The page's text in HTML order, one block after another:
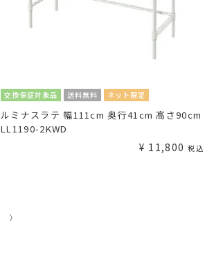
交換保証対象品 送料無料 ネット限定
ルミナスラテ 幅111cm 奥行41cm 高さ90cm
LL1190-2KWD
¥ 11,800 税込